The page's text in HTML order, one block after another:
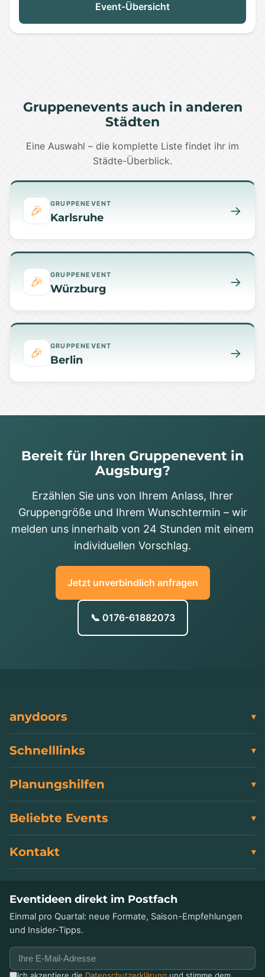
Event-Übersicht
Gruppenevents auch in anderen
Städten
Eine Auswahl – die komplette Liste findet ihr im
Städte-Überblick.
🎉 GRUPPENEVENT
Karlsruhe →
🎉 GRUPPENEVENT
Würzburg →
🎉 GRUPPENEVENT
Berlin →
Bereit für Ihren Gruppenevent in
Augsburg?
Erzählen Sie uns von Ihrem Anlass, Ihrer
Gruppengröße und Ihrem Wunschtermin – wir
melden uns innerhalb von 24 Stunden mit einem
individuellen Vorschlag.
Jetzt unverbindlich anfragen
📞 0176-61882073
anydoors
Schnelllinks
Planungshilfen
Beliebte Events
Kontakt
Eventideen direkt im Postfach
Einmal pro Quartal: neue Formate, Saison-Empfehlungen
und Insider-Tipps.